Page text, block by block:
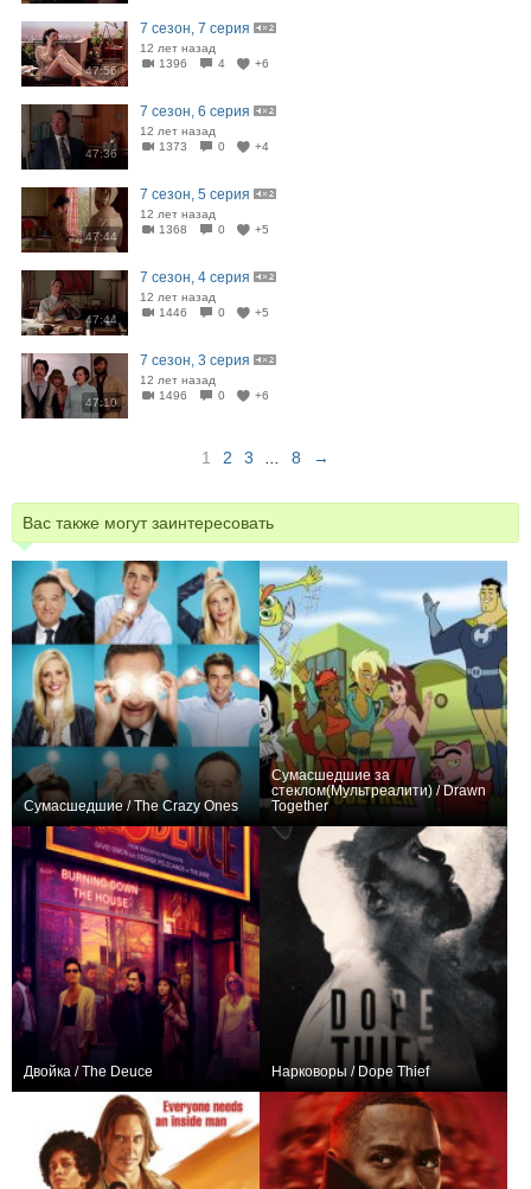
47:56
7 сезон, 7 серия
12 лет назад
1396
4 +6
47:36
7 сезон, 6 серия
12 лет назад
1373
0 +4
47:44
7 сезон, 5 серия
12 лет назад
1368
0 +5
47:44
7 сезон, 4 серия
12 лет назад
1446
0 +5
47:10
7 сезон, 3 серия
12 лет назад
1496
0 +6
1 2 3 8 →
Вас также могут заинтересовать
Сумасшедшие / The Crazy Ones
Сумасшедшие за
стеклом(Мультреалити) / Drawn
Together
Двойка / The Deuce Нарковоры / Dope Thief